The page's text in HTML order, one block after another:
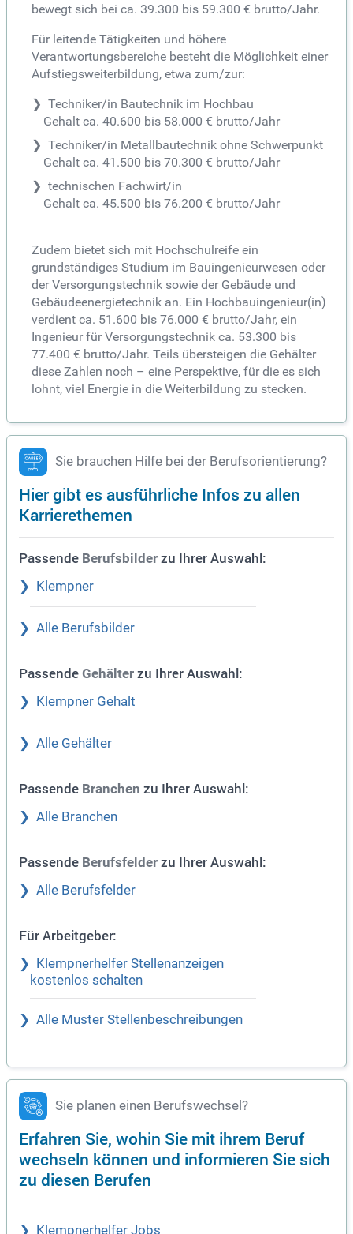
bewegt sich bei ca. 39.300 bis 59.300 € brutto/Jahr.
Für leitende Tätigkeiten und höhere
Verantwortungsbereiche besteht die Möglichkeit einer
Aufstiegsweiterbildung, etwa zum/zur:
Techniker/in Bautechnik im Hochbau
Gehalt ca. 40.600 bis 58.000 € brutto/Jahr
Techniker/in Metallbautechnik ohne Schwerpunkt
Gehalt ca. 41.500 bis 70.300 € brutto/Jahr
technischen Fachwirt/in
Gehalt ca. 45.500 bis 76.200 € brutto/Jahr
Zudem bietet sich mit Hochschulreife ein
grundständiges Studium im Bauingenieurwesen oder
der Versorgungstechnik sowie der Gebäude und
Gebäudeenergietechnik an. Ein Hochbauingenieur(in)
verdient ca. 51.600 bis 76.000 € brutto/Jahr, ein
Ingenieur für Versorgungstechnik ca. 53.300 bis
77.400 € brutto/Jahr. Teils übersteigen die Gehälter
diese Zahlen noch – eine Perspektive, für die es sich
lohnt, viel Energie in die Weiterbildung zu stecken.
Sie brauchen Hilfe bei der Berufsorientierung?
Hier gibt es ausführliche Infos zu allen
Karrierethemen
Passende Berufsbilder zu Ihrer Auswahl:
Klempner
Alle Berufsbilder
Passende Gehälter zu Ihrer Auswahl:
Klempner Gehalt
Alle Gehälter
Passende Branchen zu Ihrer Auswahl:
Alle Branchen
Passende Berufsfelder zu Ihrer Auswahl:
Alle Berufsfelder
Für Arbeitgeber:
Klempnerhelfer Stellenanzeigen
kostenlos schalten
Alle Muster Stellenbeschreibungen
Sie planen einen Berufswechsel?
Erfahren Sie, wohin Sie mit ihrem Beruf
wechseln können und informieren Sie sich
zu diesen Berufen
Klempnerhelfer Jobs